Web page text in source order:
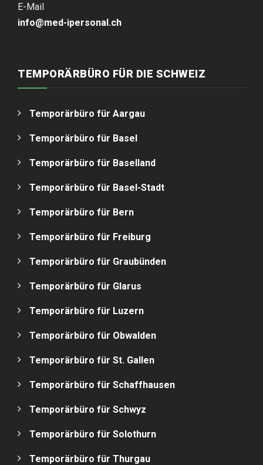
E-Mail
info@med-ipersonal.ch
TEMPORÄRBÜRO FÜR DIE SCHWEIZ
Temporärbüro für Aargau
Temporärbüro für Basel
Temporärbüro für Baselland
Temporärbüro für Basel-Stadt
Temporärbüro für Bern
Temporärbüro für Freiburg
Temporärbüro für Graubünden
Temporärbüro für Glarus
Temporärbüro für Luzern
Temporärbüro für Obwalden
Temporärbüro für St. Gallen
Temporärbüro für Schaffhausen
Temporärbüro für Schwyz
Temporärbüro für Solothurn
Temporärbüro für Thurgau